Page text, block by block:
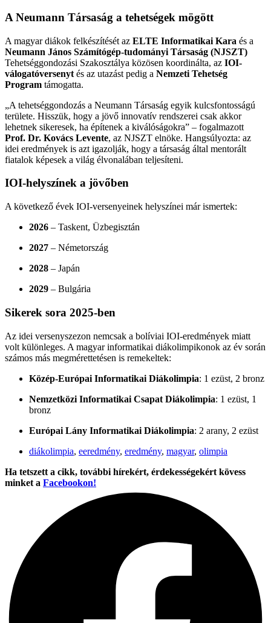
A Neumann Társaság a tehetségek mögött
A magyar diákok felkészítését az ELTE Informatikai Kara és a
Neumann János Számítógép-tudományi Társaság (NJSZT)
Tehetséggondozási Szakosztálya közösen koordinálta, az IOI-
válogatóversenyt és az utazást pedig a Nemzeti Tehetség
Program támogatta.
„A tehetséggondozás a Neumann Társaság egyik kulcsfontosságú
területe. Hisszük, hogy a jövő innovatív rendszerei csak akkor
lehetnek sikeresek, ha építenek a kiválóságokra” – fogalmazott
Prof. Dr. Kovács Levente, az NJSZT elnöke. Hangsúlyozta: az
idei eredmények is azt igazolják, hogy a társaság által mentorált
fiatalok képesek a világ élvonalában teljesíteni.
IOI-helyszínek a jövőben
A következő évek IOI-versenyeinek helyszínei már ismertek:
2026 – Taskent, Üzbegisztán
2027 – Németország
2028 – Japán
2029 – Bulgária
Sikerek sora 2025-ben
Az idei versenyszezon nemcsak a bolíviai IOI-eredmények miatt
volt különleges. A magyar informatikai diákolimpikonok az év során
számos más megmérettetésen is remekeltek:
Közép-Európai Informatikai Diákolimpia: 1 ezüst, 2 bronz
Nemzetközi Informatikai Csapat Diákolimpia: 1 ezüst, 1
bronz
Európai Lány Informatikai Diákolimpia: 2 arany, 2 ezüst
diákolimpia, eeredmény, eredmény, magyar, olimpia
Ha tetszett a cikk, további hírekért, érdekességekért kövess
minket a Facebookon!